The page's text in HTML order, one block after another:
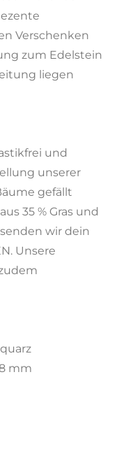
Verschenken
zum Edelstein
liegen
und
unserer
gefällt
35 % Gras und
wir dein
Unsere
mm